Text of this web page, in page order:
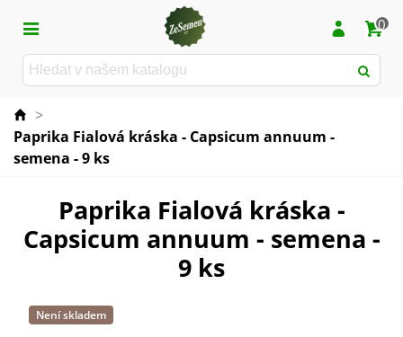
0
>
Paprika Fialová kráska - Capsicum annuum -
semena - 9 ks
Paprika Fialová kráska -
Capsicum annuum - semena -
9 ks
Není skladem